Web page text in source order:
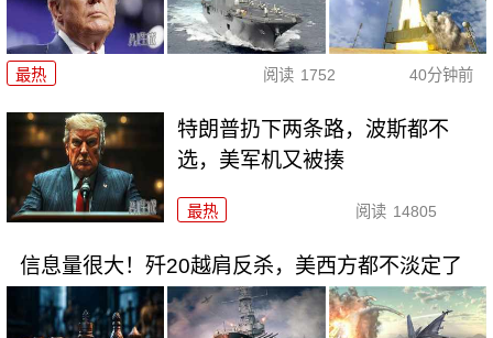
最热 阅读 1752 40分钟前
特朗普扔下两条路，波斯都不
选，美军机又被揍
最热 阅读 14805
信息量很大！歼20越肩反杀，美西方都不淡定了